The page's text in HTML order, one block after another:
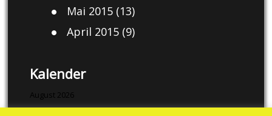
Mai 2015(13)
April 2015(9)
Kalender
August 2026